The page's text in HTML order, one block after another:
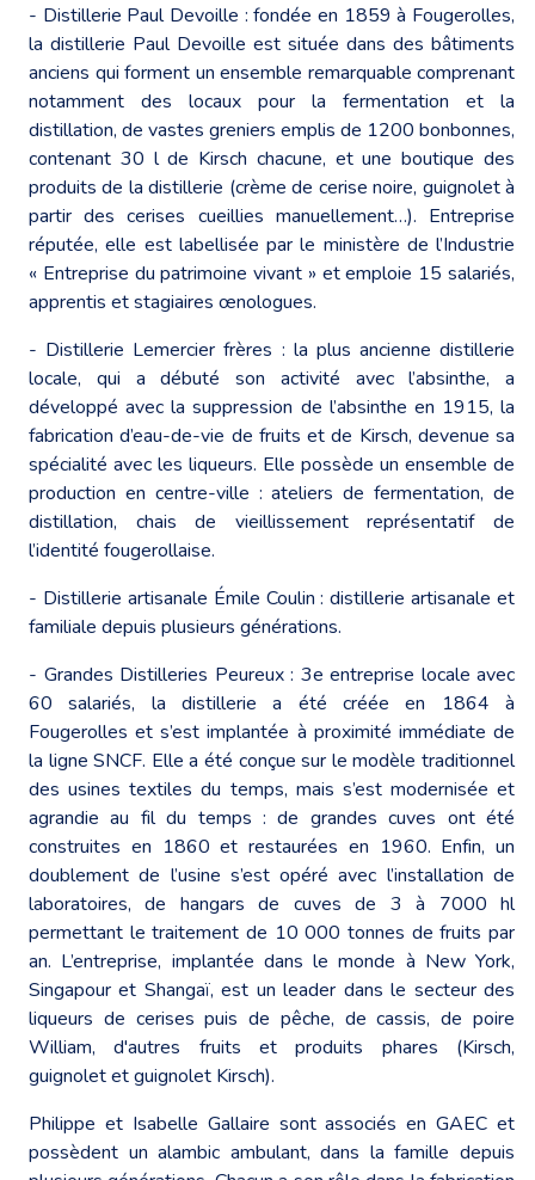
- Distillerie Paul Devoille : fondée en 1859 à Fougerolles,
la distillerie Paul Devoille est située dans des bâtiments
anciens qui forment un ensemble remarquable comprenant
notamment des locaux pour la fermentation et la
distillation, de vastes greniers emplis de 1200 bonbonnes,
contenant 30 l de Kirsch chacune, et une boutique des
produits de la distillerie (crème de cerise noire, guignolet à
partir des cerises cueillies manuellement…). Entreprise
réputée, elle est labellisée par le ministère de l’Industrie
« Entreprise du patrimoine vivant » et emploie 15 salariés,
apprentis et stagiaires œnologues.
- Distillerie Lemercier frères : la plus ancienne distillerie
locale, qui a débuté son activité avec l’absinthe, a
développé avec la suppression de l’absinthe en 1915, la
fabrication d’eau-de-vie de fruits et de Kirsch, devenue sa
spécialité avec les liqueurs. Elle possède un ensemble de
production en centre-ville : ateliers de fermentation, de
distillation, chais de vieillissement représentatif de
l’identité fougerollaise.
- Distillerie artisanale Émile Coulin : distillerie artisanale et
familiale depuis plusieurs générations.
- Grandes Distilleries Peureux : 3e entreprise locale avec
60 salariés, la distillerie a été créée en 1864 à
Fougerolles et s’est implantée à proximité immédiate de
la ligne SNCF. Elle a été conçue sur le modèle traditionnel
des usines textiles du temps, mais s’est modernisée et
agrandie au fil du temps : de grandes cuves ont été
construites en 1860 et restaurées en 1960. Enfin, un
doublement de l’usine s’est opéré avec l’installation de
laboratoires, de hangars de cuves de 3 à 7000 hl
permettant le traitement de 10 000 tonnes de fruits par
an. L’entreprise, implantée dans le monde à New York,
Singapour et Shangaï, est un leader dans le secteur des
liqueurs de cerises puis de pêche, de cassis, de poire
William, d'autres fruits et produits phares (Kirsch,
guignolet et guignolet Kirsch).
Philippe et Isabelle Gallaire sont associés en GAEC et
possèdent un alambic ambulant, dans la famille depuis